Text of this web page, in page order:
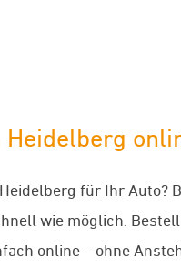
für Ihr Auto?
wie möglich.
online – ohne